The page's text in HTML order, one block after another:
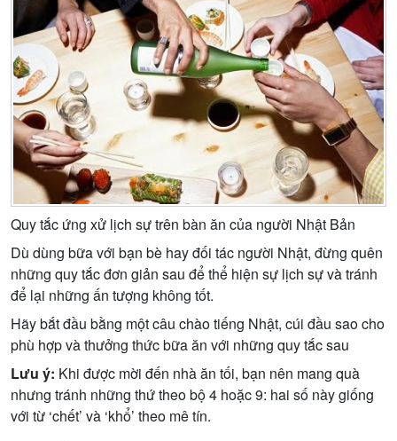
Quy tắc ứng xử lịch sự trên bàn ăn của người Nhật Bản
Dù dùng bữa với bạn bè hay đối tác người Nhật, đừng quên
những quy tắc đơn giản sau để thể hiện sự lịch sự và tránh
để lại những ấn tượng không tốt.
Hãy bắt đầu bằng một câu chào tiếng Nhật, cúi đầu sao cho
phù hợp và thưởng thức bữa ăn với những quy tắc sau
Lưu ý: Khi được mời đến nhà ăn tối, bạn nên mang quà
nhưng tránh những thứ theo bộ 4 hoặc 9: hai số này giống
với từ ‘chết’ và ‘khổ’ theo mê tín.